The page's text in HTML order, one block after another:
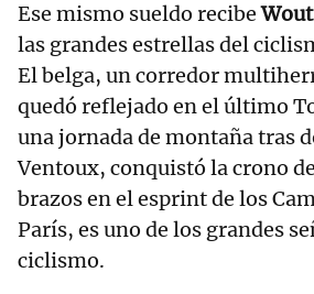
Ese mismo sueldo recibe
las grandes estrellas del
El belga, un corredor
quedó reflejado en el último
una jornada de montaña tras
Ventoux, conquistó la crono
brazos en el esprint de los
París, es uno de los grandes
ciclismo.